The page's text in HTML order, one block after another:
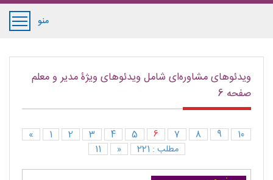
منو
ویدئوهای مشاوره‌ای شامل ویدئوهای ویژۀ مدیر و معلم
صفحه 6
« 1 2 3 4 5 6 7 8 9
10
11
« مطلب : 221